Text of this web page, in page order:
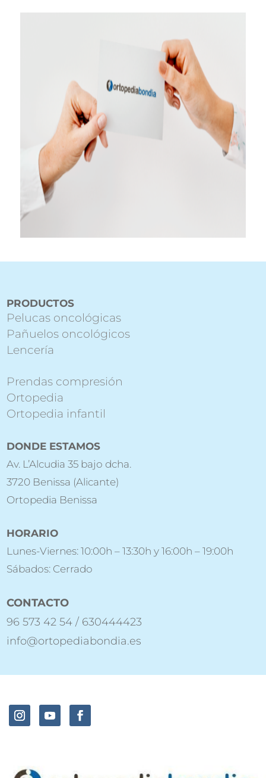
PRODUCTOS
Pelucas oncológicas
Pañuelos oncológicos
Lencería
Prendas compresión
Ortopedia
Ortopedia infantil
DONDE ESTAMOS
Av. L’Alcudia 35 bajo dcha.
3720 Benissa (Alicante)
Ortopedia Benissa
HORARIO
Lunes-Viernes: 10:00h – 13:30h y 16:00h – 19:00h
Sábados: Cerrado
CONTACTO
96 573 42 54 / 630444423
info@ortopediabondia.es